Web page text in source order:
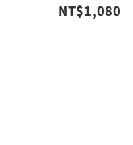
NT$1,080